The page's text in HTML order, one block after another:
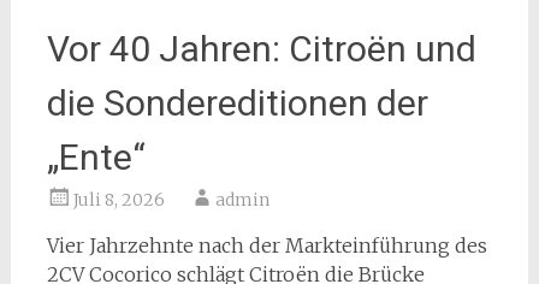
Vor 40 Jahren: Citroën und
die Sondereditionen der
„Ente“
Juli 8, 2026 admin
Vier Jahrzehnte nach der Markteinführung des
2CV Cocorico schlägt Citroën die Brücke